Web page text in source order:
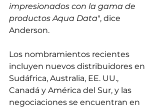
impresionados con la gama de
productos Aqua Data", dice
Anderson.
Los nombramientos recientes
incluyen nuevos distribuidores en
Sudáfrica, Australia, EE. UU.,
Canadá y América del Sur, y las
negociaciones se encuentran en